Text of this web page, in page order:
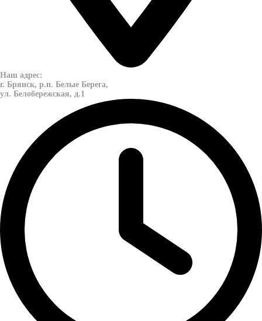
Наш адрес:
г. Брянск, р.п. Белые Берега,
ул. Белобережская, д.1